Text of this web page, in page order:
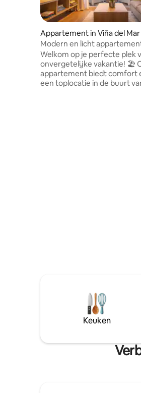
Appartement in Viña del Mar
Modern en licht
uitzicht op de stad
Welkom op je perfecte plek
onvergetelijke vakantie! 🏖️
appartement biedt comfort
een toplocatie in de buurt
Keuken